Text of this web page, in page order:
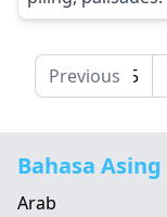
Previous
14 15
Bahasa Asing
Arab